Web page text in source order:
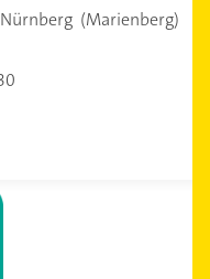
(Marienberg)